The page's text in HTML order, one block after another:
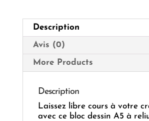
Description
Avis (0)
More Products
Description
Laissez libre cours à votre
avec ce bloc dessin A5 à